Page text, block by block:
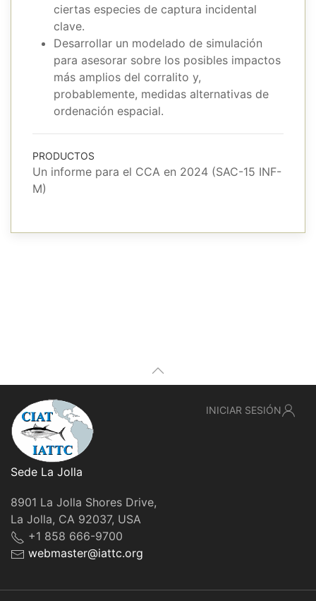
ciertas especies de captura incidental
clave.
Desarrollar un modelado de simulación
para asesorar sobre los posibles impactos
más amplios del corralito y,
probablemente, medidas alternativas de
ordenación espacial.
PRODUCTOS
Un informe para el CCA en 2024 (SAC-15 INF-
M)
Sede La Jolla
8901 La Jolla Shores Drive,
La Jolla, CA 92037, USA
+1 858 666-9700
webmaster@iattc.org
INICIAR SESIÓN